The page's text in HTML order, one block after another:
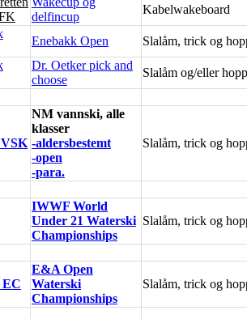
delfincup
Kabelwakeboard
Enebakk Open Slalåm, trick og
Dr. Oetker pick and
choose
Slalåm og/eller hopp
VSK
NM vannski, alle
klasser
-aldersbestemt
-open
-para.
Slalåm, trick og
IWWF World
Under 21 Waterski
Championships
Slalåm, trick og
E&A Open
Waterski
Championships
Slalåm, trick og